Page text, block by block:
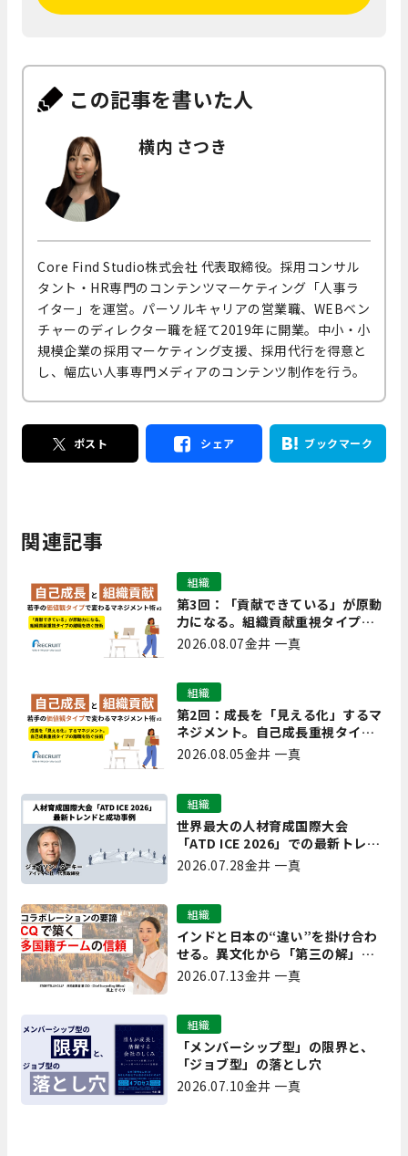
この記事を書いた人
横内 さつき
Core Find Studio株式会社 代表取締役。採用コンサル
タント・HR専門のコンテンツマーケティング「人事ラ
イター」を運営。パーソルキャリアの営業職、WEBベン
チャーのディレクター職を経て2019年に開業。中小・小
規模企業の採用マーケティング支援、採用代行を得意と
し、幅広い人事専門メディアのコンテンツ制作を行う。
ポスト シェア ブックマーク
関連記事
第3回：「貢献できている」が原動
力になる。組織貢献重視タイプの
離職を防ぐ技術
組織
2026.08.07金井 一真
第2回：成長を「見える化」するマ
ネジメント。自己成長重視タイプ
の離職を防ぐ技術
組織
2026.08.05金井 一真
世界最大の人材育成国際大会
「ATD ICE 2026」での最新トレン
ドと成功事例｜「重要で実用的
な、日本にも合う」ホットトピッ
組織
2026.07.28金井 一真
インドと日本の“違い”を掛け合わ
せる。異文化から「第三の解」を
生み出す実践【現場を変えるCQ白
組織
2026.07.13金井 一真
「メンバーシップ型」の限界と、
「ジョブ型」の落とし穴
組織
2026.07.10金井 一真